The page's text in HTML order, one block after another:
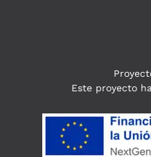
Este proyecto